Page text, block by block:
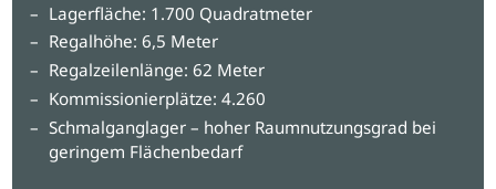
Lagerfläche: 1.700 Quadratmeter
Regalhöhe: 6,5 Meter
Regalzeilenlänge: 62 Meter
Kommissionierplätze: 4.260
Schmalganglager – hoher Raumnutzungsgrad bei
geringem Flächenbedarf